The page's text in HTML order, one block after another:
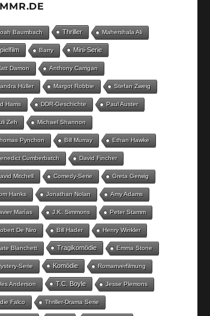
Baumbach Thriller Mahershala Ali
Barry Mini-Serie
Damon Anthony Carrigan
Hüller Margot Robbie Stefan Zweig
Harris DDR-Geschichte Paul Auster
Zeh Michael Shannon
Pynchon Bill Murray Ethan Hawke
Cumberbatch David Fincher
Mitchell Comedy-Serie Greta Gerwig
Hanks Jonathan Nolan Amy Adams
Marías J.K. Simmons Peter Stamm
De Niro Bill Hader Henry Winkler
Blanchett Tragikomödie Emma Stone
Serie Komödie Romanverfilmung
Anderson T.C. Boyle Jesse Plemons
Falco Thriller-Drama Serie